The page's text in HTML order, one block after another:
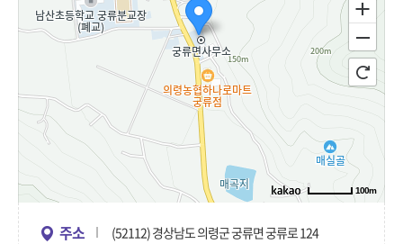
100m
주소 (52112) 경상남도 의령군 궁류면 궁류로 124